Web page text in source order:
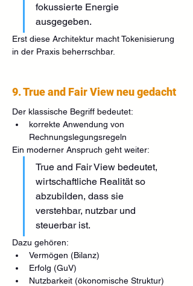
fokussierte Energie
ausgegeben.
Erst diese Architektur macht Tokenisierung
in der Praxis beherrschbar.
9. True and Fair View neu gedacht
Der klassische Begriff bedeutet:
korrekte Anwendung von
Rechnungslegungsregeln
Ein moderner Anspruch geht weiter:
True and Fair View bedeutet,
wirtschaftliche Realität so
abzubilden, dass sie
verstehbar, nutzbar und
steuerbar ist.
Dazu gehören:
Vermögen (Bilanz)
Erfolg (GuV)
Nutzbarkeit (ökonomische Struktur)